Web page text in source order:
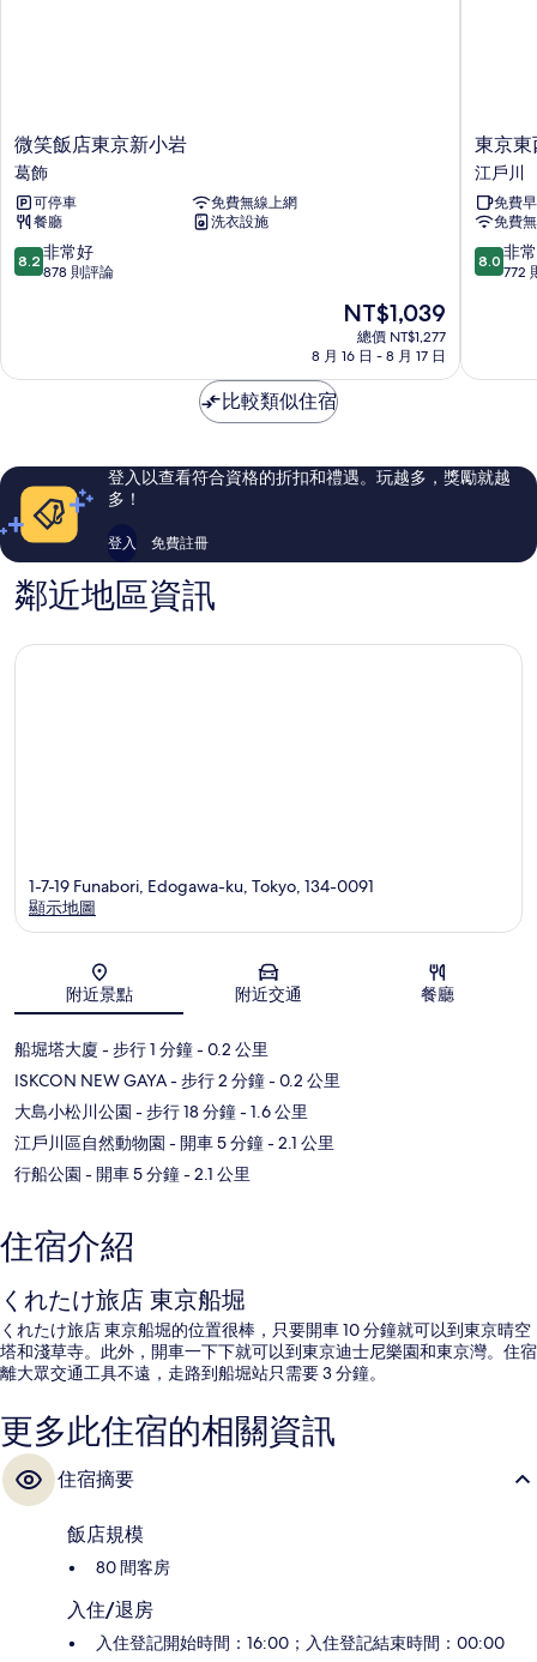
微
笑
飯
店
東
京
新
微笑飯店東京新小岩
葛飾
可停車
免費無線上網
餐廳
洗衣設施
8.2
分，
非
則
評
8.2 非常好
878 則評論
現
在
價
NT$1,039
總價 NT$1,277
8 月 16 日 - 8 月 17 日
東
京
東
西
線
西
葛
戶
東京東
江戶川
免費
免費
8.0
分，
非
則
評
8.0 非
772
比較類似住宿
登入以查看符合資格的折扣和禮遇。玩越多，獎勵就越
多！
登入 免費註冊
鄰近地區資訊
地圖
1-7-19 Funabori, Edogawa-ku, Tokyo, 134-0091
顯示地圖
附近景點 附近交通 餐廳
船堀塔大廈 - 步行 1 分鐘- 0.2 公里
ISKCON NEW GAYA- 步行 2 分鐘- 0.2 公里
大島小松川公園 - 步行 18 分鐘- 1.6 公里
江戶川區自然動物園 - 開車 5 分鐘- 2.1 公里
行船公園 - 開車 5 分鐘- 2.1 公里
住宿介紹
くれたけ旅店 東京船堀
くれたけ旅店 東京船堀的位置很棒，只要開車 10 分鐘就可以到東京晴空
塔和淺草寺。此外，開車一下下就可以到東京迪士尼樂園和東京灣。住宿
離大眾交通工具不遠，走路到船堀站只需要 3 分鐘。
更多此住宿的相關資訊
住宿摘要
飯店規模
80 間客房
入住/退房
入住登記開始時間：16:00；入住登記結束時間：00:00